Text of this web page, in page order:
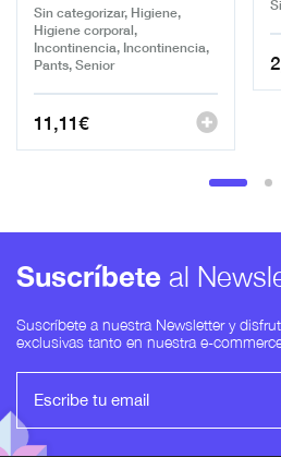
Sin categorizar, Higiene,
Higiene corporal,
Incontinencia, Incontinencia,
Pants, Senior
11,11€
Suscríbete al
Suscríbete a nuestra Newsletter y
exclusivas tanto en nuestra e-